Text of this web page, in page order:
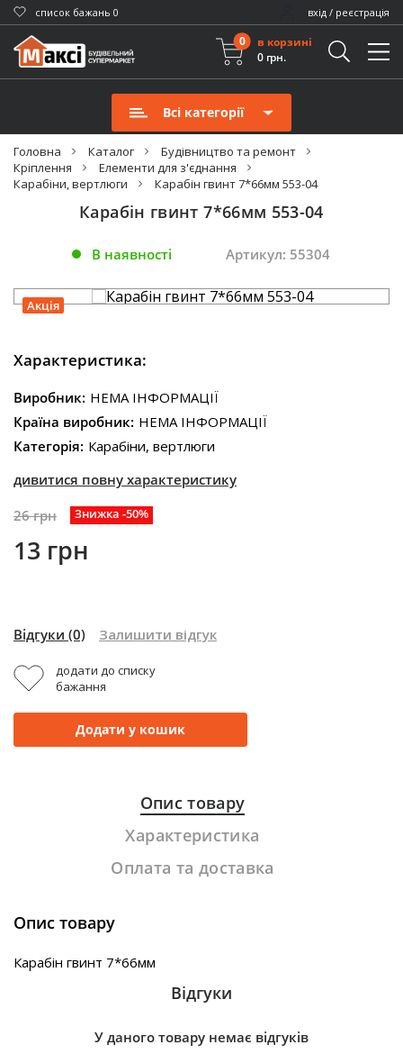
cписок бажань 0 вхід / реєстрація
0
в корзині
0 грн.
Всі категорії
Головна Каталог
Будівництво та ремонт
Кріплення
Елементи для з'єднання
Карабіни, вертлюги
Карабін гвинт 7*66мм 553-04
Карабін гвинт 7*66мм 553-04
В наявності Артикул: 55304
Акція
Характеристика:
Виробник: НЕМА ІНФОРМАЦІЇ
Країна виробник: НЕМА ІНФОРМАЦІЇ
Категорія: Карабіни, вертлюги
дивитися повну характеристику
26 грн
Знижка -50%
13 грн
Відгуки (0) Залишити відгук
Додати у кошик
додати до списку
бажання
Опис товару
Характеристика
Оплата та доставка
Опис товару
Карабін гвинт 7*66мм
Відгуки
У даного товару немає відгуків